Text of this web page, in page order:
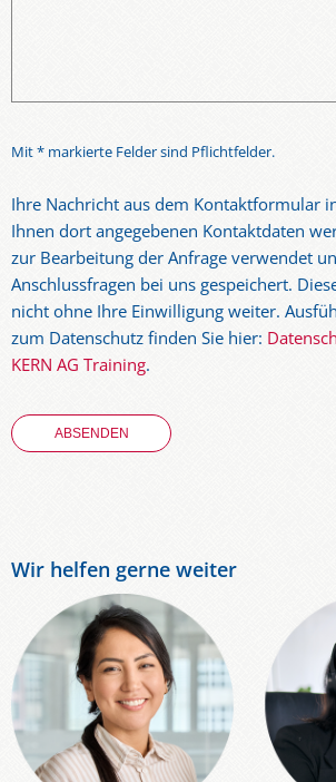
Mit * markierte Felder sind Pflichtfelder.
Ihre Nachricht aus dem Kontaktformular
Ihnen dort angegebenen Kontaktdaten
zur Bearbeitung der Anfrage verwendet
Anschlussfragen bei uns gespeichert.
nicht ohne Ihre Einwilligung weiter.
zum Datenschutz finden Sie hier:
KERN AG Training.
Wir helfen gerne weiter